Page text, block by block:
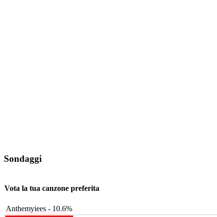
Sondaggi
Vota la tua canzone preferita
Anthemyiees - 10.6%